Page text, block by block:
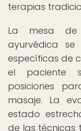
terapias
La mesa
ayurvédica
específicas de
el paciente
posiciones
masaje. La
estado
de las técnicas